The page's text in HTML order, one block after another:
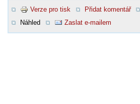
Verze pro tisk Přidat komentář
Náhled
Zaslat e-mailem